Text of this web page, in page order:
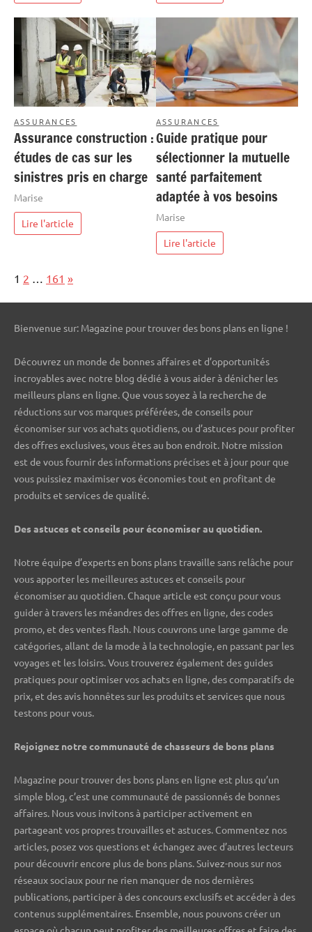
ASSURANCES
Assurance construction :
études de cas sur les
sinistres pris en charge
Marise
Lire l'article
ASSURANCES
Guide pratique pour
sélectionner la mutuelle
santé parfaitement
adaptée à vos besoins
Marise
Lire l'article
Page:
1 2 … 161 Next
»
Bienvenue sur: Magazine pour trouver des bons plans en ligne !
Découvrez un monde de bonnes affaires et d’opportunités
incroyables avec notre blog dédié à vous aider à dénicher les
meilleurs plans en ligne. Que vous soyez à la recherche de
réductions sur vos marques préférées, de conseils pour
économiser sur vos achats quotidiens, ou d’astuces pour profiter
des offres exclusives, vous êtes au bon endroit. Notre mission
est de vous fournir des informations précises et à jour pour que
vous puissiez maximiser vos économies tout en profitant de
produits et services de qualité.
Des astuces et conseils pour économiser au quotidien.
Notre équipe d’experts en bons plans travaille sans relâche pour
vous apporter les meilleures astuces et conseils pour
économiser au quotidien. Chaque article est conçu pour vous
guider à travers les méandres des offres en ligne, des codes
promo, et des ventes flash. Nous couvrons une large gamme de
catégories, allant de la mode à la technologie, en passant par les
voyages et les loisirs. Vous trouverez également des guides
pratiques pour optimiser vos achats en ligne, des comparatifs de
prix, et des avis honnêtes sur les produits et services que nous
testons pour vous.
Rejoignez notre communauté de chasseurs de bons plans ️
Magazine pour trouver des bons plans en ligne est plus qu’un
simple blog, c’est une communauté de passionnés de bonnes
affaires. Nous vous invitons à participer activement en
partageant vos propres trouvailles et astuces. Commentez nos
articles, posez vos questions et échangez avec d’autres lecteurs
pour découvrir encore plus de bons plans. Suivez-nous sur nos
réseaux sociaux pour ne rien manquer de nos dernières
publications, participer à des concours exclusifs et accéder à des
contenus supplémentaires. Ensemble, nous pouvons créer un